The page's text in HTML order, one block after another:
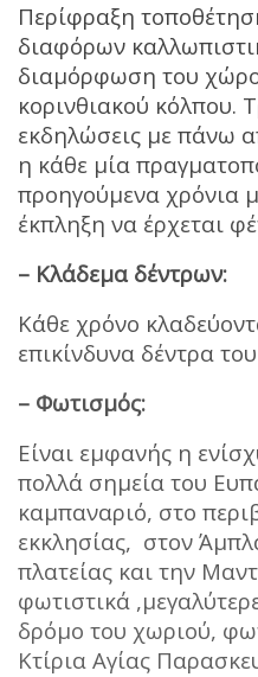
Περίφραξη
διαφόρων
διαμόρφωση του
κορινθιακού κόλπου.
εκδηλώσεις με πάνω
η κάθε μία
προηγούμενα χρόνια
έκπληξη να έρχεται
– Κλάδεμα δέντρων:
Κάθε χρόνο
επικίνδυνα δέντρα
– Φωτισμός:
Είναι εμφανής η
πολλά σημεία του
καμπαναριό, στο
εκκλησίας, στον
πλατείας και την
φωτιστικά
δρόμο του χωριού,
Κτίρια Αγίας